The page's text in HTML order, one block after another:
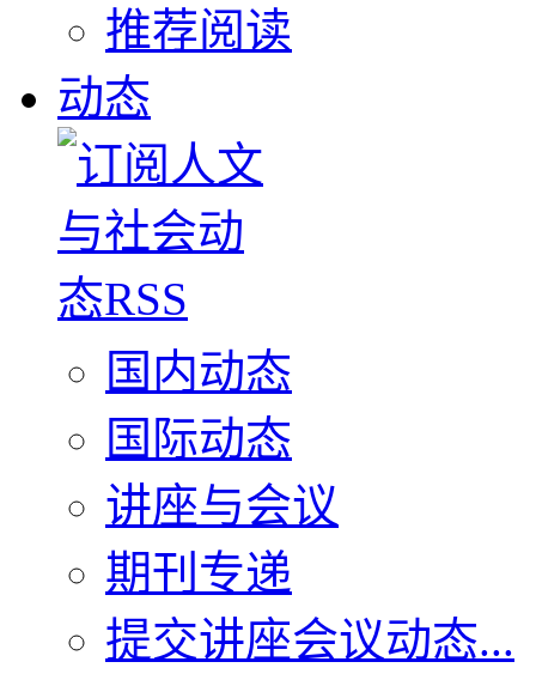
推荐阅读
动态
国内动态
国际动态
讲座与会议
期刊专递
提交讲座会议动态...